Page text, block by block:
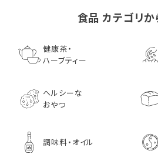
ールド）140ｇ 調味料 粒
マスタード
鰹節 食べる削
70g× 10袋セ
75g（50袋）
1,296
食品 カテゴリか
健康茶・
ハーブティー
ヘルシーな
おやつ
調味料・オイル